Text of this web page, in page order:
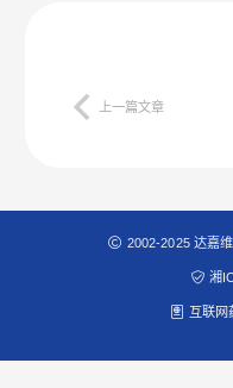
上一篇文章
2002-2025 达嘉
湘
互联网